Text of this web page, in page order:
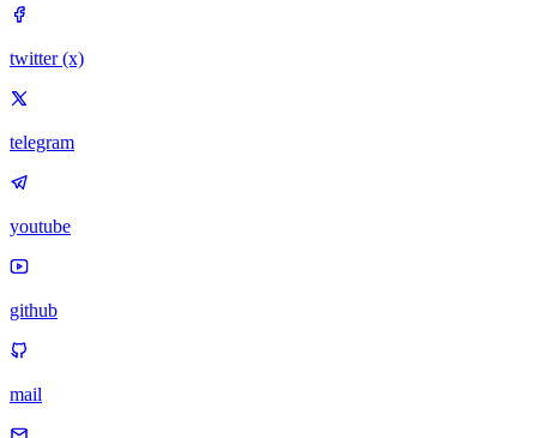
twitter (x)
telegram
youtube
github
mail